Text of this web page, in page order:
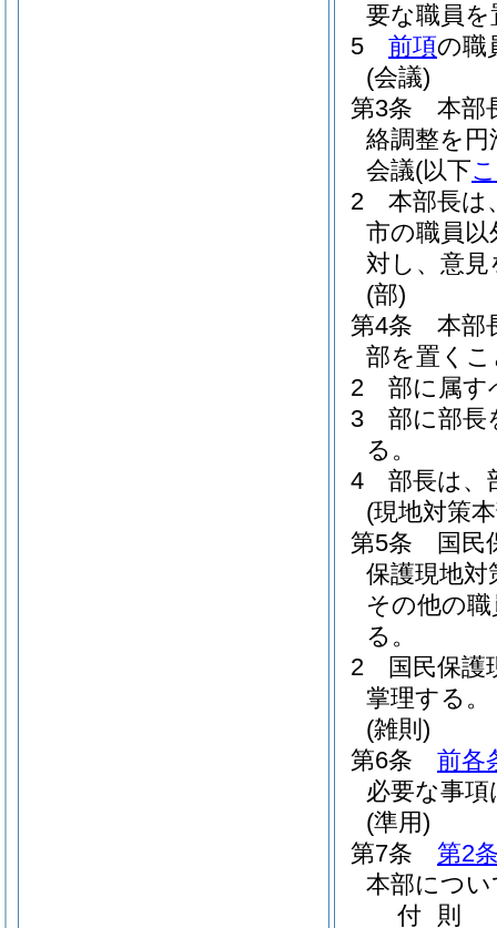
要な職員
5
前項の職
(会議)
第3条
本部
絡調整を
会議(以下
2
本部長は
市の職員
対し、意
(部)
第4条
本部
部を置く
2
部に属す
3
部に部長
る。
4
部長は、
(現地対策
第5条
国民
保護現地対
その他の
る。
2
国民保護
掌理する。
(雑則)
第6条
前各
必要な事
(準用)
第7条
第2
本部につ
付 則